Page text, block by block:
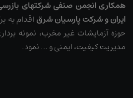
همکاریانجمن صنفی شرکت­های
ایرانو شرکت پارسیان شرق اقدام به
حوزه آزمایشات غیر مخرب، نمونه
مدیریت کیفیت، ایمنی و … نمود.